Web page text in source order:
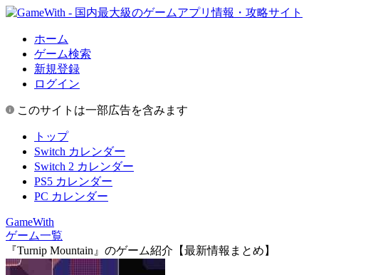
ホーム
ゲーム検索
新規登録
ログイン
このサイトは一部広告を含みます
トップ
Switch カレンダー
Switch 2 カレンダー
PS5 カレンダー
PC カレンダー
GameWith
ゲーム一覧
『Turnip Mountain』のゲーム紹介【最新情報まとめ】